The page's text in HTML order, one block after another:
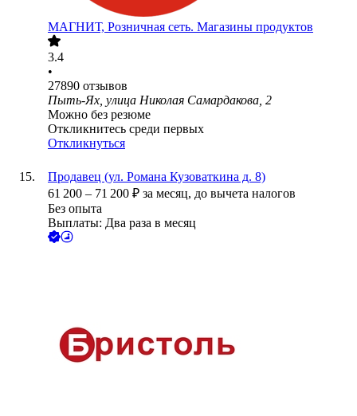
МАГНИТ, Розничная сеть. Магазины продуктов
3.4
•
27890 отзывов
Пыть-Ях, улица Николая Самардакова, 2
Можно без резюме
Откликнитесь среди первых
Откликнуться
Продавец (ул. Романа Кузоваткина д. 8)
61 200 – 71 200 ₽ за месяц, до вычета налогов
Без опыта
Выплаты: Два раза в месяц